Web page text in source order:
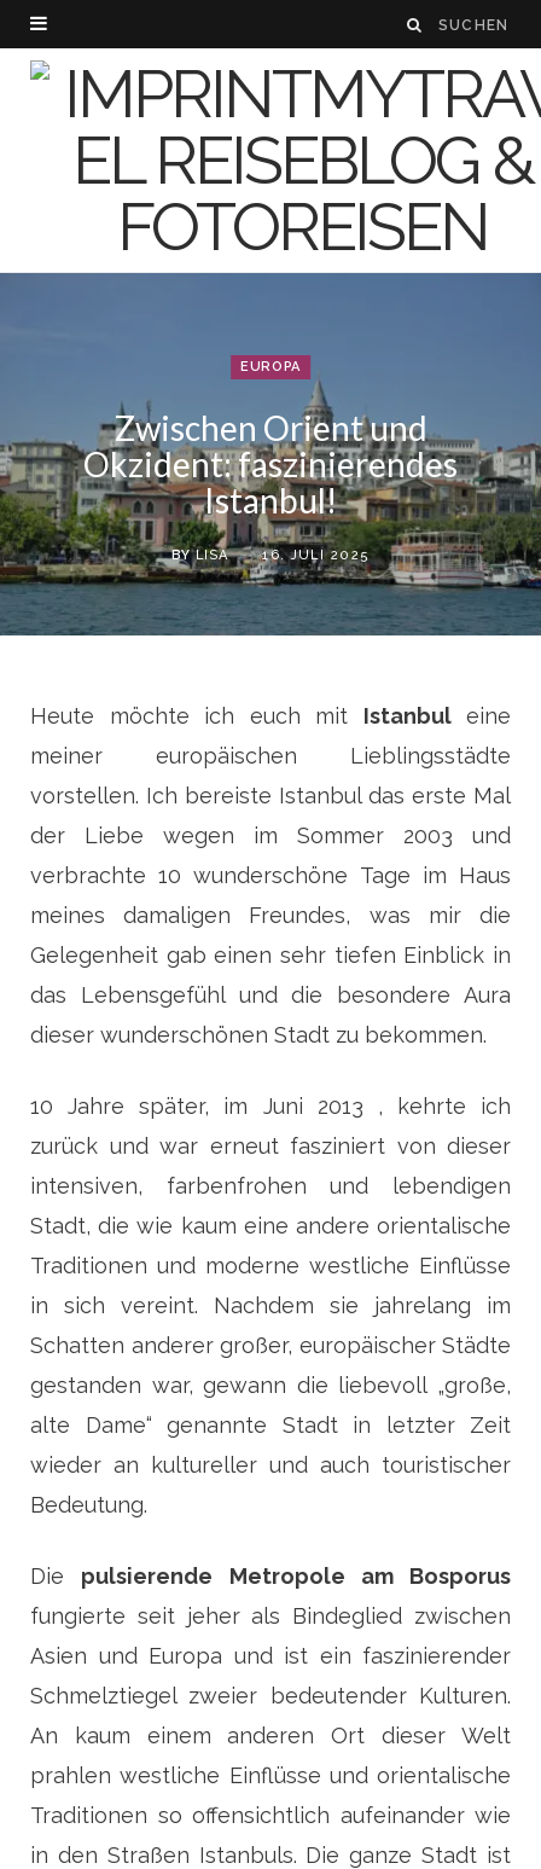
EUROPA
Zwischen Orient und
Okzident: faszinierendes
Istanbul!
BY LISA 16. JULI 2025
Heute möchte ich euch mit Istanbuleine
meiner europäischen Lieblingsstädte
vorstellen. Ich bereiste Istanbul das erste Mal
der Liebe wegen im Sommer 2003 und
verbrachte 10 wunderschöne Tage im Haus
meines damaligen Freundes, was mir die
Gelegenheit gab einen sehr tiefen Einblick in
das Lebensgefühl und die besondere Aura
dieser wunderschönen Stadt zu bekommen.
10 Jahre später, im Juni 2013 , kehrte ich
zurück und war erneut fasziniert von dieser
intensiven, farbenfrohen und lebendigen
Stadt, die wie kaum eine andere orientalische
Traditionen und moderne westliche Einflüsse
in sich vereint. Nachdem sie jahrelang im
Schatten anderer großer, europäischer Städte
gestanden war, gewann die liebevoll „große,
alte Dame“ genannte Stadt in letzter Zeit
wieder an kultureller und auch touristischer
Bedeutung.
Die pulsierende Metropole am Bosporus
fungierte seit jeher als Bindeglied zwischen
Asien und Europa und ist ein faszinierender
Schmelztiegel zweier bedeutender Kulturen.
An kaum einem anderen Ort dieser Welt
prahlen westliche Einflüsse und orientalische
Traditionen so offensichtlich aufeinander wie
in den Straßen Istanbuls. Die ganze Stadt ist